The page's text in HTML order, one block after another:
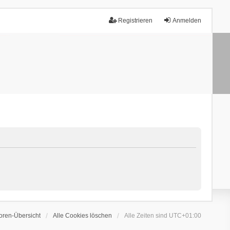
Anmelden
Registrieren
Übersicht Alle Cookies löschen Alle Zeiten sind UTC+01:00